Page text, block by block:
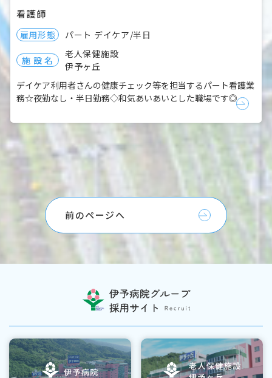
看護師
雇用形態 パート デイケア/半日
施 設 名
老人保健施設
伊予ヶ丘
デイケア利用者さんの健康チェック等を担当するパート看護業
務☆夜勤なし・半日勤務◇和気あいあいとした職場です◎
前のページへ